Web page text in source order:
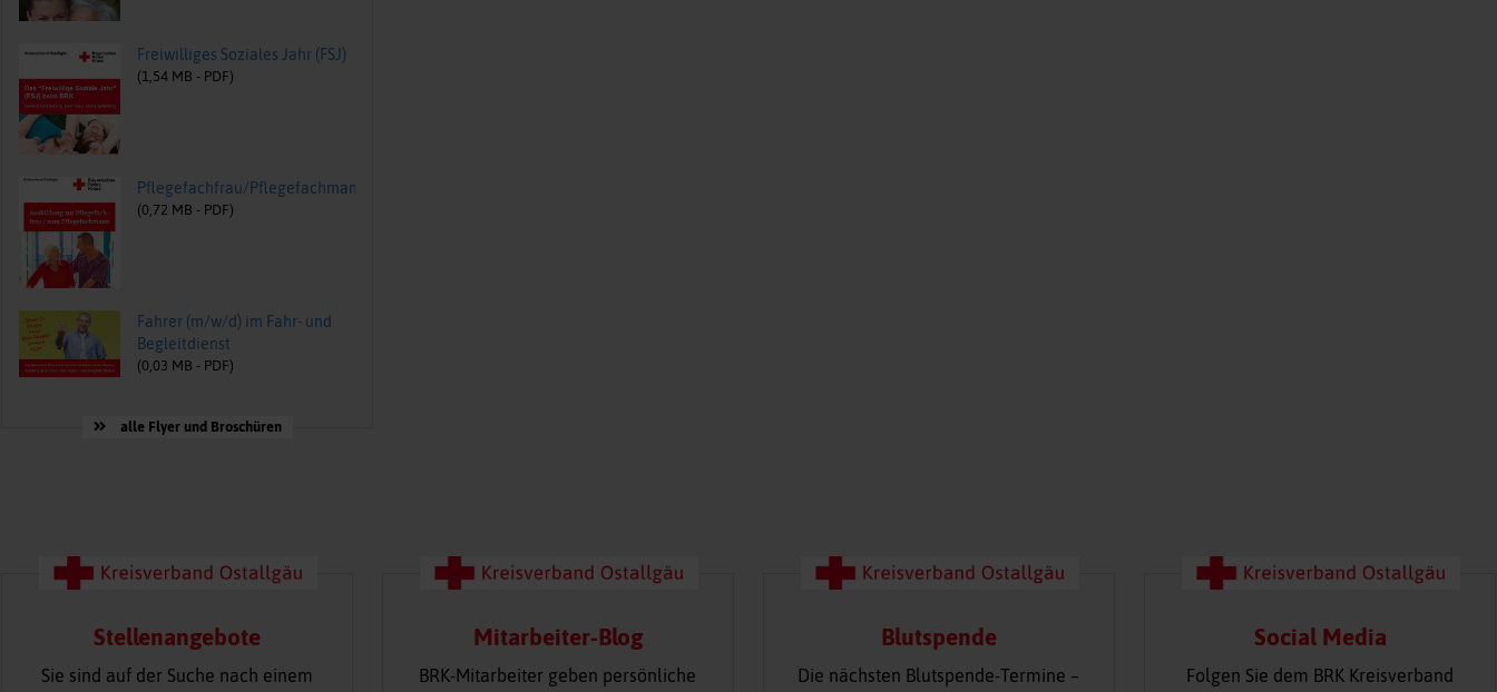
Freiwilliges Soziales Jahr (FSJ)
(1,54MB - PDF)
Pflegefachfrau/Pflegefachmann
(0,72 MB - PDF)
Fahrer (m/w/d) im Fahr- und
Begleitdienst
(0,03 MB - PDF)
alle Flyer und Broschüren
Stellenangebote
Sie sind auf der Suche nach einem
Mitarbeiter-Blog
BRK-Mitarbeiter geben persönliche
Blutspende
Die nächsten Blutspende-Termine –
Social Media
Folgen Sie dem BRK Kreisverband